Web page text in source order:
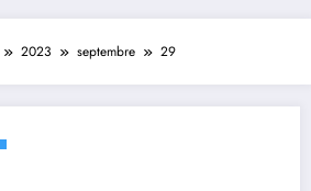
2023 septembre 29